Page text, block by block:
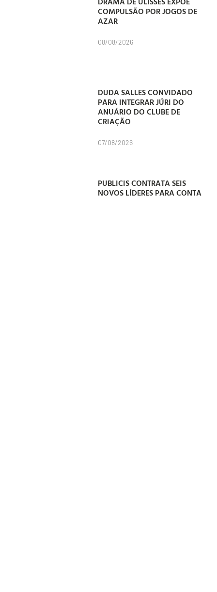
COMPULSÃO POR JOGOS DE
AZAR
08/08/2026
DUDA SALLES CONVIDADO
PARA INTEGRAR JÚRI DO
ANUÁRIO DO CLUBE DE
CRIAÇÃO
07/08/2026
PUBLICIS CONTRATA SEIS
NOVOS LÍDERES PARA CONTA